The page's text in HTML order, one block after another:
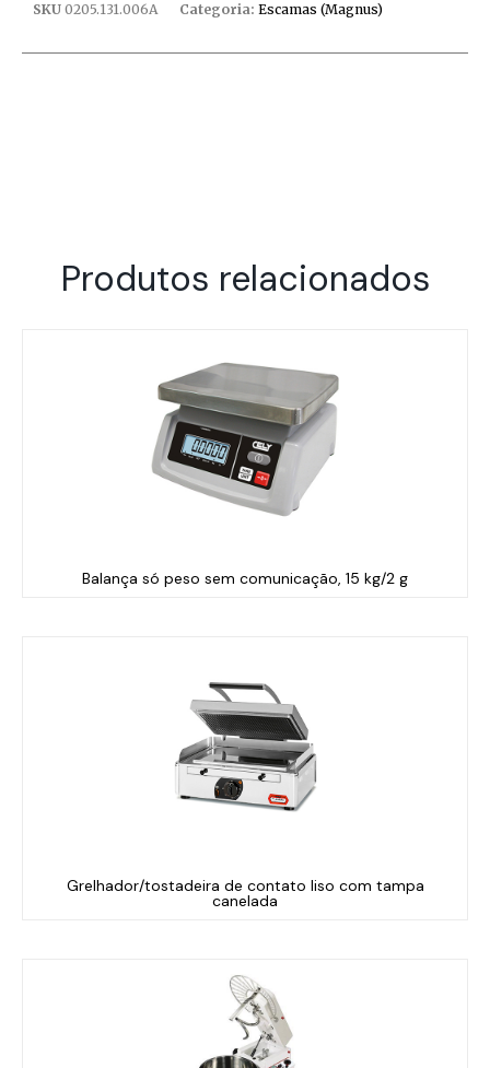
SKU 0205.131.006A Categoria: Escamas (Magnus)
Produtos relacionados
Balança só peso sem comunicação, 15 kg/2 g
Grelhador/tostadeira de contato liso com tampa
canelada